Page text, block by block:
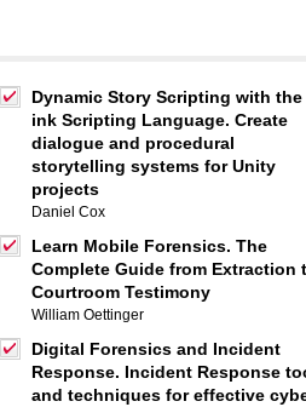
Dynamic Story Scripting with the
ink Scripting Language. Create
dialogue and procedural
storytelling systems for Unity
projects
Daniel Cox
Learn Mobile Forensics. The
Complete Guide from Extraction
Courtroom Testimony
William Oettinger
Digital Forensics and Incident
Response. Incident Response
and techniques for effective